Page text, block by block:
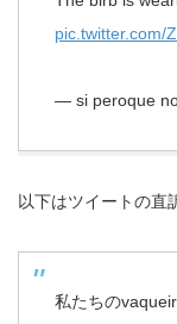
pic.twitter.com/
— si peroque
以下はツイートの直
私たちの